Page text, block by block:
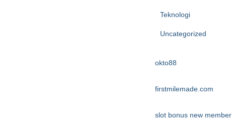
Teknologi
Uncategorized
okto88
firstmilemade.com
slot bonus new member